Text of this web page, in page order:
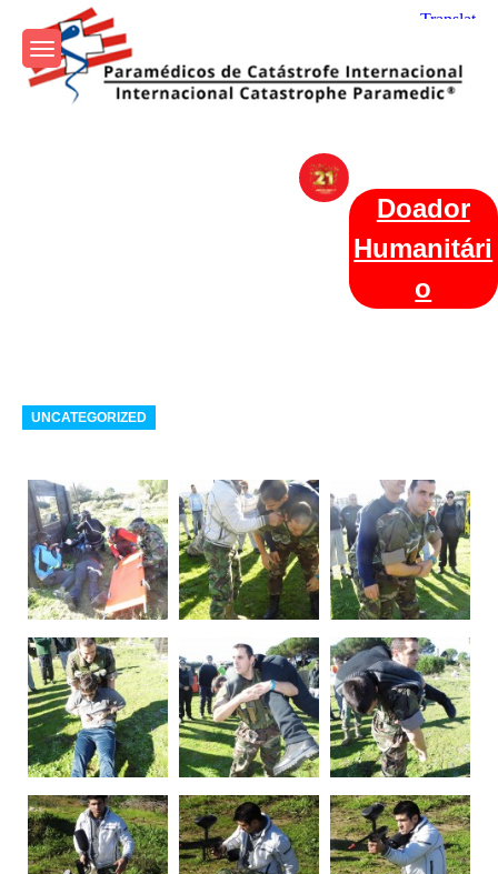
content
Internacional
Doador
Humanitári
o
Categories
UNCATEGORIZED